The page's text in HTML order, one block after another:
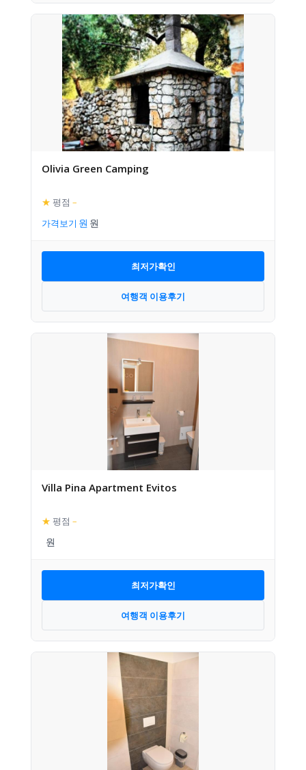
Olivia Green Camping
★ 평점 –
가격보기
최저가확인
여행객 이용후기
Villa Pina Apartment Evitos
★ 평점 –
최저가확인
여행객 이용후기